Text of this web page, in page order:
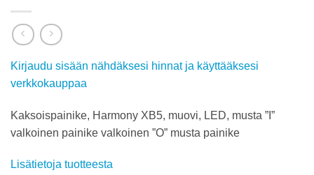
Kirjaudu sisään nähdäksesi hinnat ja käyttääksesi
verkkokauppaa
Kaksoispainike, Harmony XB5, muovi, LED, musta ”I”
valkoinen painike valkoinen ”O” musta painike
Lisätietoja tuotteesta